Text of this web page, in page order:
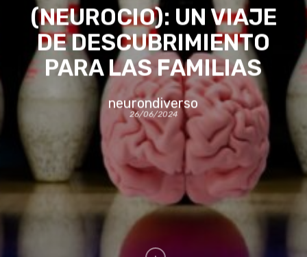
(NEUROCIO): UN VIAJE
DE DESCUBRIMIENTO
PARA LAS FAMILIAS
neurondiverso
26/06/2024